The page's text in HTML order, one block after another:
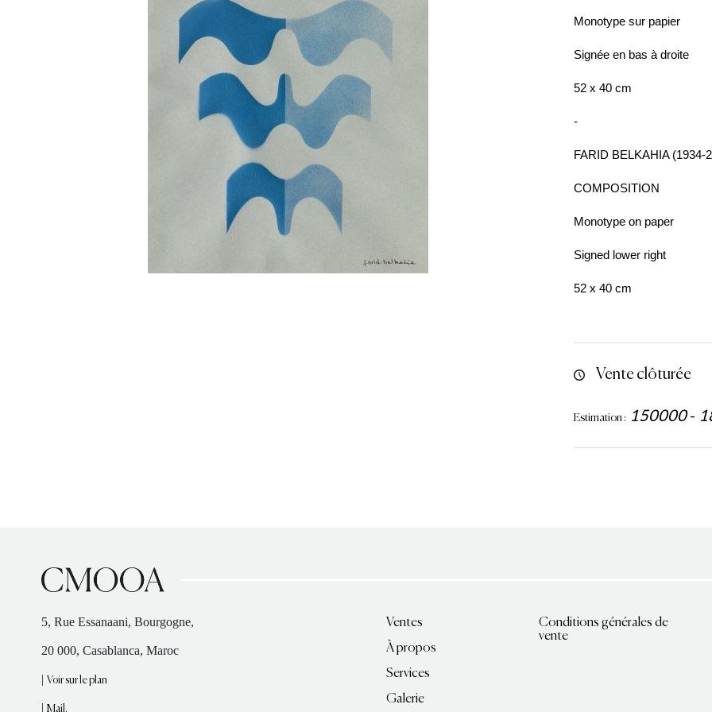
Monotype sur papier
Signée en bas à droite
52 x 40 cm
-
FARID BELKAHIA (1934-
COMPOSITION
Monotype on paper
Signed lower right
52 x 40 cm
Vente clôturée
Estimation : 150000-
5, Rue Essanaani, Bourgogne,
20 000, Casablanca, Maroc
| Voir sur le plan
| Mail.
Ventes
À propos
Services
Galerie
Conditions générales de
vente